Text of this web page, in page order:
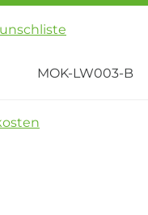
MOK-LW003-B